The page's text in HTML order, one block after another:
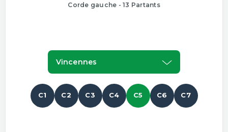
Corde gauche - 13 Partants
Vincennes
C1 C2 C3 C4 C5 C6 C7